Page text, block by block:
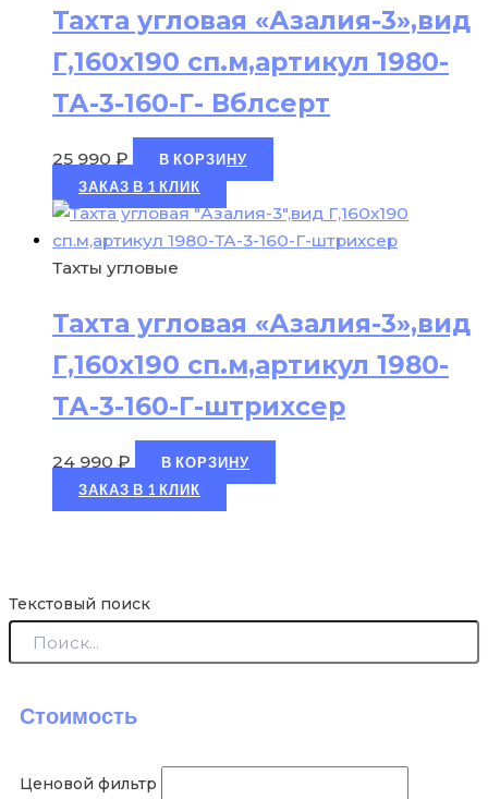
Текстовый поиск
Стоимость
Ценовой фильтр
Тахта угловая «Азалия-3»,вид
Г,160х190 сп.м,артикул 1980-
ТА-3-160-Г- Вблсерт
25 990 ₽
В КОРЗИНУ
ЗАКАЗ В 1 КЛИК
Тахты угловые
Тахта угловая «Азалия-3»,вид
Г,160х190 сп.м,артикул 1980-
ТА-3-160-Г-штрихсер
24 990 ₽
В КОРЗИНУ
ЗАКАЗ В 1 КЛИК